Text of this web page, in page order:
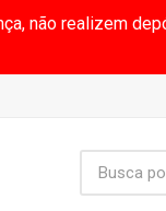
não realizem